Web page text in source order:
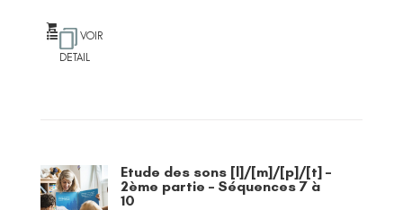
VOIR
DETAIL
Etude des sons [l]/[m]/[p]/[t] –
2ème partie – Séquences 7 à
10